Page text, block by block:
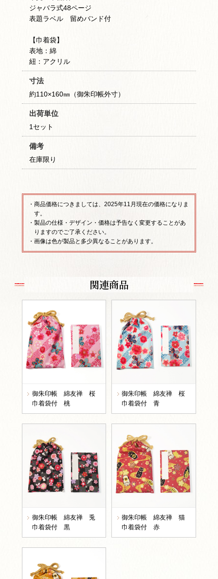
ジャバラ式48ページ
表題ラベル 留めバンド付
【巾着袋】
表地：綿
紐：アクリル
寸法
約110×160㎜（御朱印帳外寸）
出荷単位
1セット
備考
在庫限り
・商品価格につきましては、2025年11月現在の価格になりま
す。
・製品の仕様・デザイン・価格は予告なく変更することがあ
りますのでご了承ください。
・画像は色が製品と多少異なることがあります。
関連商品
御朱印帳 綿友禅 桜
巾着袋付 桃
御朱印帳 綿友禅 桜
巾着袋付 青
御朱印帳 綿友禅 兎
巾着袋付 黒
御朱印帳 綿友禅 猫
巾着袋付 赤